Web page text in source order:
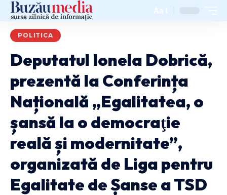
Aa
POLITICA
Deputatul Ionela Dobrică,
prezentă la Conferința
Națională „Egalitatea, o
șansă la o democraţie
reală și modernitate”,
organizată de Liga pentru
Egalitate de Șanse a TSD